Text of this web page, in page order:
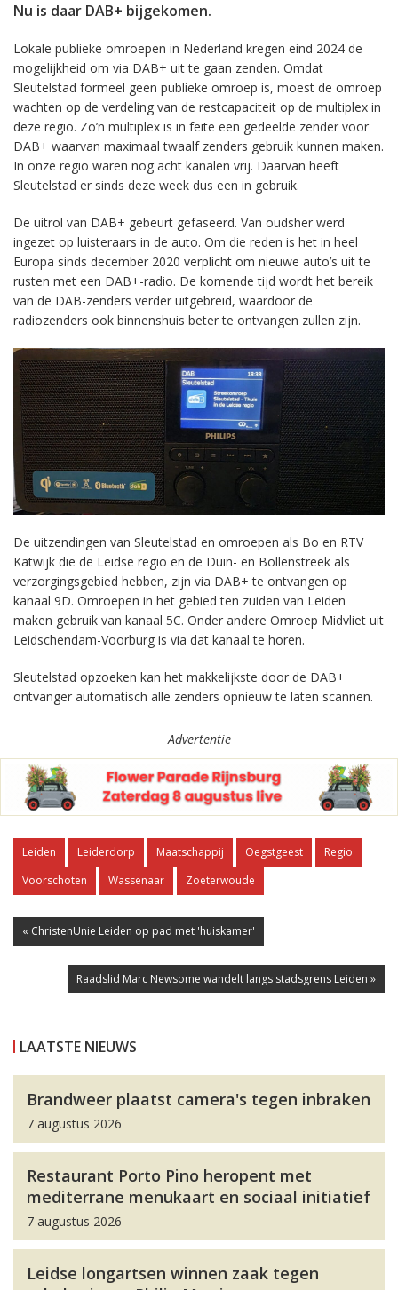
Nu is daar DAB+ bijgekomen.
Lokale publieke omroepen in Nederland kregen eind 2024 de
mogelijkheid om via DAB+ uit te gaan zenden. Omdat
Sleutelstad formeel geen publieke omroep is, moest de omroep
wachten op de verdeling van de restcapaciteit op de multiplex in
deze regio. Zo’n multiplex is in feite een gedeelde zender voor
DAB+ waarvan maximaal twaalf zenders gebruik kunnen maken.
In onze regio waren nog acht kanalen vrij. Daarvan heeft
Sleutelstad er sinds deze week dus een in gebruik.
De uitrol van DAB+ gebeurt gefaseerd. Van oudsher werd
ingezet op luisteraars in de auto. Om die reden is het in heel
Europa sinds december 2020 verplicht om nieuwe auto’s uit te
rusten met een DAB+-radio. De komende tijd wordt het bereik
van de DAB-zenders verder uitgebreid, waardoor de
radiozenders ook binnenshuis beter te ontvangen zullen zijn.
De uitzendingen van Sleutelstad en omroepen als Bo en RTV
Katwijk die de Leidse regio en de Duin- en Bollenstreek als
verzorgingsgebied hebben, zijn via DAB+ te ontvangen op
kanaal 9D. Omroepen in het gebied ten zuiden van Leiden
maken gebruik van kanaal 5C. Onder andere Omroep Midvliet uit
Leidschendam-Voorburg is via dat kanaal te horen.
Sleutelstad opzoeken kan het makkelijkste door de DAB+
ontvanger automatisch alle zenders opnieuw te laten scannen.
Advertentie
Leiden Leiderdorp Maatschappij Oegstgeest
Regio
Voorschoten
Wassenaar Zoeterwoude
« ChristenUnie Leiden op pad met 'huiskamer'
Raadslid Marc Newsome wandelt langs stadsgrens Leiden »
LAATSTE NIEUWS
Brandweer plaatst camera's tegen inbraken
7 augustus 2026
Restaurant Porto Pino heropent met
mediterrane menukaart en sociaal initiatief
7 augustus 2026
Leidse longartsen winnen zaak tegen